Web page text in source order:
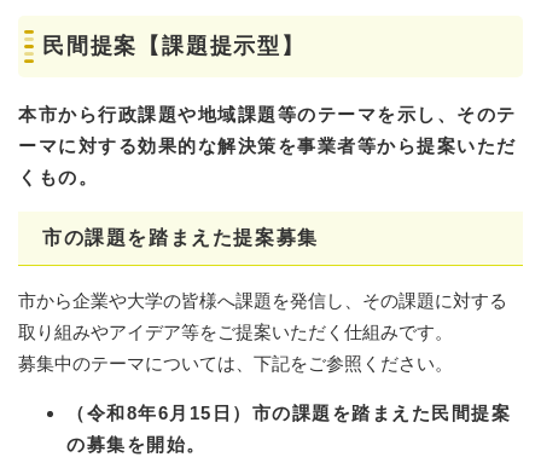
民間提案 【課題提示型】
本市から行政課題や地域課題等のテーマを示し、そのテ
ーマに対する効果的な解決策を事業者等から提案いただ
くもの。
市の課題を踏まえた提案募集
​市から企業や大学の皆様へ課題を発信し、その課題に対する
取り組みやアイデア等をご提案いただく仕組みです。
募集中のテーマについては、下記をご参照ください。
（令和8年6月15日）市の課題を踏まえた民間提案
の募集を開始。